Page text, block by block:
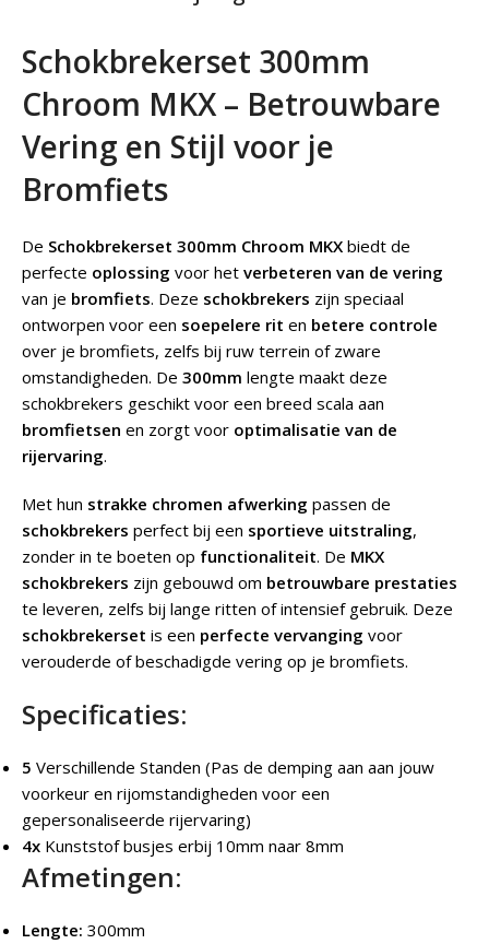
Schokbrekerset 300mm
Chroom MKX – Betrouwbare
Vering en Stijl voor je
Bromfiets
De Schokbrekerset 300mm Chroom MKX biedt de
perfecte oplossing voor het verbeteren van de vering
van je bromfiets. Deze schokbrekers zijn speciaal
ontworpen voor een soepelere rit en betere controle
over je bromfiets, zelfs bij ruw terrein of zware
omstandigheden. De 300mm lengte maakt deze
schokbrekers geschikt voor een breed scala aan
bromfietsen en zorgt voor optimalisatie van de
rijervaring.
Met hun strakke chromen afwerking passen de
schokbrekers perfect bij een sportieve uitstraling,
zonder in te boeten op functionaliteit. De MKX
schokbrekers zijn gebouwd om betrouwbare prestaties
te leveren, zelfs bij lange ritten of intensief gebruik. Deze
schokbrekerset is een perfecte vervanging voor
verouderde of beschadigde vering op je bromfiets.
Specificaties:
5 Verschillende Standen (Pas de demping aan aan jouw
voorkeur en rijomstandigheden voor een
gepersonaliseerde rijervaring)
4x Kunststof busjes erbij 10mm naar 8mm
Afmetingen:
Lengte: 300mm